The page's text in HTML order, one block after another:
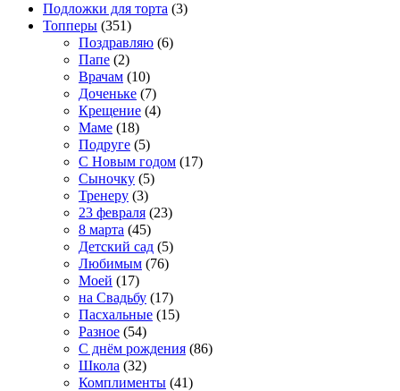
Подложки для торта (3)
Топперы (351)
Поздравляю (6)
Папе (2)
Врачам (10)
Доченьке (7)
Крещение (4)
Маме (18)
Подруге (5)
С Новым годом (17)
Сыночку (5)
Тренеру (3)
23 февраля (23)
8 марта (45)
Детский сад (5)
Любимым (76)
Моей (17)
на Свадьбу (17)
Пасхальные (15)
Разное (54)
С днём рождения (86)
Школа (32)
Комплименты (41)